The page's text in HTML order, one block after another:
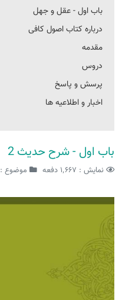
باب اول - عقل و جهل
درباره کتاب اصول کافی
مقدمه
دروس
پرسش و پاسخ
اخبار و اطلاعیه ها
باب اول - شرح حدیث 2
نمایش : ۱٬۶۶۷ دفعه موضوع :